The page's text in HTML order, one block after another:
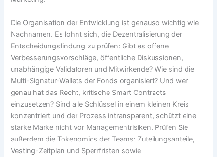
Die Organisation der Entwicklung ist genauso wichtig wie
Nachnamen. Es lohnt sich, die Dezentralisierung der
Entscheidungsfindung zu prüfen: Gibt es offene
Verbesserungsvorschläge, öffentliche Diskussionen,
unabhängige Validatoren und Mitwirkende? Wie sind die
Multi-Signatur-Wallets der Fonds organisiert? Und wer
genau hat das Recht, kritische Smart Contracts
einzusetzen? Sind alle Schlüssel in einem kleinen Kreis
konzentriert und der Prozess intransparent, schützt eine
starke Marke nicht vor Managementrisiken. Prüfen Sie
außerdem die Tokenomics der Teams: Zuteilungsanteile,
Vesting-Zeitplan und Sperrfristen sowie